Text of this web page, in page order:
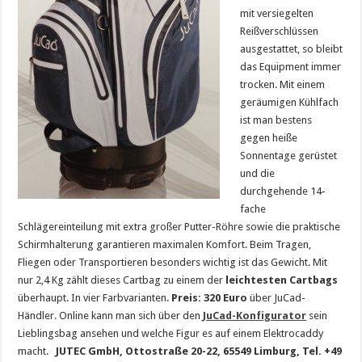
mit versiegelten
Reißverschlüssen
ausgestattet, so bleibt
das Equipment immer
trocken. Mit einem
geräumigen Kühlfach
ist man bestens
gegen heiße
Sonnentage gerüstet
und die
durchgehende 14-
fache
Schlägereinteilung mit extra großer Putter-Röhre sowie die praktische
Schirmhalterung garantieren maximalen Komfort. Beim Tragen,
Fliegen oder Transportieren besonders wichtig ist das Gewicht. Mit
nur 2,4 Kg zählt dieses Cartbag zu einem der leichtesten Cartbags
überhaupt. In vier Farbvarianten. Preis: 320 Euroüber JuCad-
Händler. Online kann man sich über den JuCad-Konfigurator sein
Lieblingsbag ansehen und welche Figur es auf einem Elektrocaddy
macht. JUTEC GmbH, Ottostraße 20-22, 65549 Limburg, Tel. +49